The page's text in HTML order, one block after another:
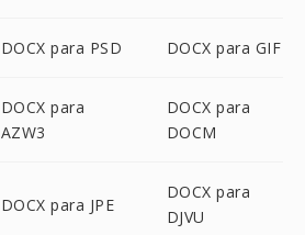
DOCX para PSD DOCX para GIF
DOCX para
AZW3
DOCX para
DOCM
DOCX para JPE
DOCX para
DJVU